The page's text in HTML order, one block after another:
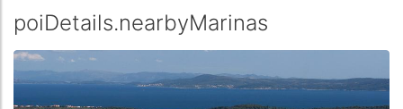
poiDetails.nearbyMarinas